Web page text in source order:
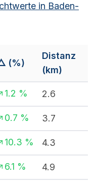
in Baden-
(%)
Distanz
(km)
1.2 % 2.6
0.7 % 3.7
10.3 % 4.3
6.1 % 4.9